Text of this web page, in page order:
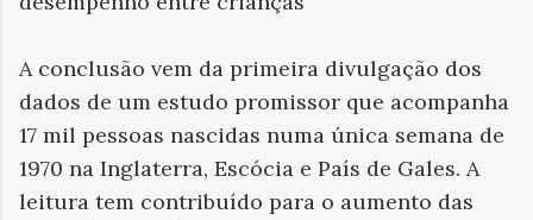
A conclusão vem da primeira divulgação dos
dados de um estudo promissor que acompanha
17 mil pessoas nascidas numa única semana de
1970 na Inglaterra, Escócia e País de Gales. A
leitura tem contribuído para o aumento das